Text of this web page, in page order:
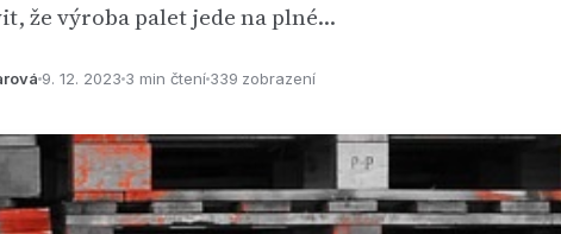
že výroba palet jede na plné…
9. 12. 2023 3 min čtení 339 zobrazení